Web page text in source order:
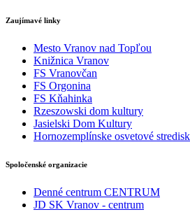
Zaujímavé linky
Mesto Vranov nad Topľou
Knižnica Vranov
FS Vranovčan
FS Orgonina
FS Kňahinka
Rzeszowski dom kultury
Jasielski Dom Kultury
Hornozemplínske osvetové
Spoločenské organizacie
Denné centrum CENTRUM
JD SK Vranov - centrum